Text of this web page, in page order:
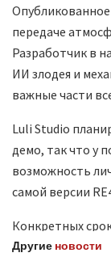
передаче
Разработчик в
ИИ злодея и
важные части
Luli Studio
демо, так что у
возможность
самой версии
Конкретных
Другие новости